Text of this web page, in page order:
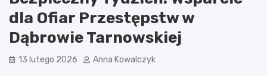
dla Ofiar Przestępstw w
Dąbrowie Tarnowskiej
13 lutego 2026 Anna Kowalczyk